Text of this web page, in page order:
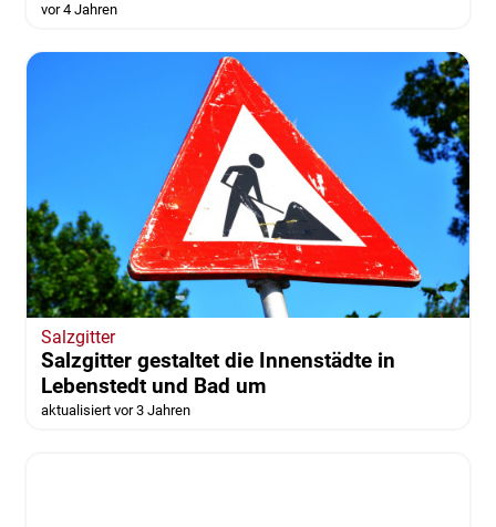
vor 4 Jahren
Salzgitter
Salzgitter gestaltet die Innenstädte in
Lebenstedt und Bad um
aktualisiert vor 3 Jahren